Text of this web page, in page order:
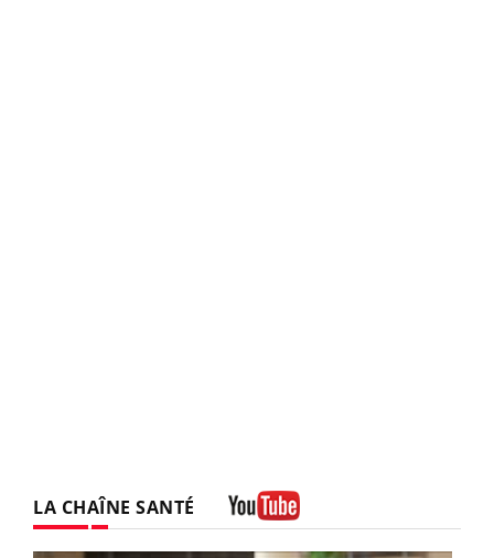
LA CHAÎNE SANTÉ